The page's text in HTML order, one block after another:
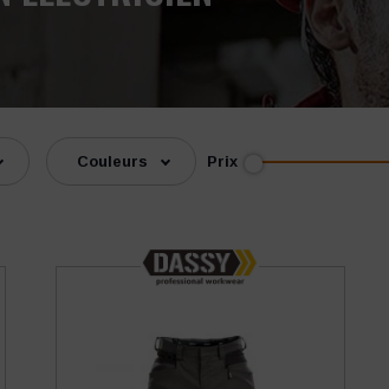
Couleurs Prix